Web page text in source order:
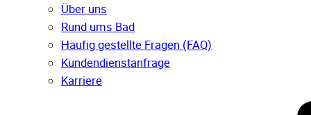
Über uns
Rund ums Bad
Häufig gestellte Fragen (FAQ)
Kunden­dienst­anfrage
Karriere